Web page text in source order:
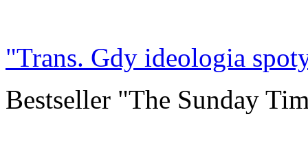
"Trans. Gdy ideologia
Bestseller "The Sunday